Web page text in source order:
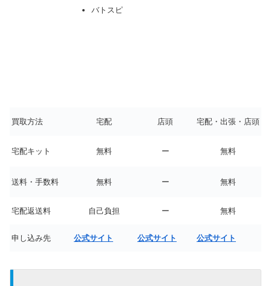
バトスピ
買取方法 宅配 店頭 宅配・出張・店頭
宅配キット 無料 ー 無料
送料・手数料 無料 ー 無料
宅配返送料 自己負担 ー 無料
申し込み先 公式サイト 公式サイト 公式サイト